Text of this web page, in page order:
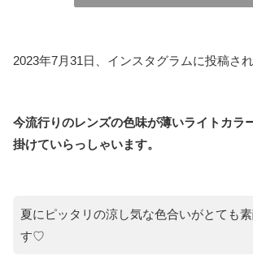
2023年7月31日、インスタグラムに投稿さ
今流行りのレンズの色味が薄いライトカラ
掛けていらっしゃいます。
夏にピッタリの涼し気な色合いがとても
す♡